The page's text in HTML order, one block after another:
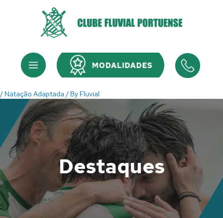
Menu Menu
/ Natação Adaptada / By Fluvial
Destaques